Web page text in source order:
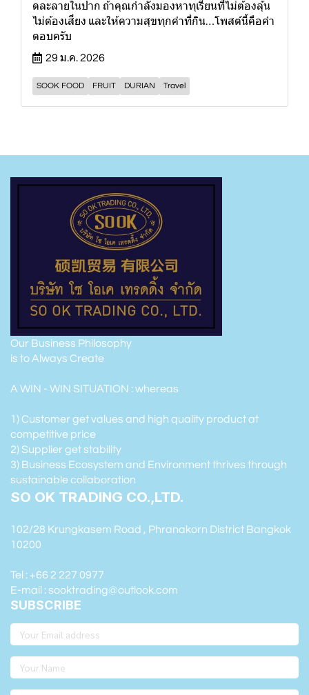
ดละลายในปาก ถ้าคุณกำลังมองหาทุเรียนที่ไม่ต้องลุ้น
ไม่ต้องเสี่ยง และให้ความสุขทุกคำที่กิน…โพสต์นี้คือคำ
ตอบครับ
29 ม.ค. 2026
SOOK FOOD FRUIT DURIAN Travel
Our Business Philosophy
is to Always Create
A WIN - WIN SITUATION : whereas
1) Customer get values and high quality product at
competitive price
2) Supplier get stability
3) Business Ecosystem and Environment thrives through
sustainable collaboration
SO OK TRADING CO.,LTD.
102/28 Krungkasem Road , Phranakorn District Bangkok
10200
Tel : +66 2 227 0977
E-mail : sooktrading@outlook.com
SUBSCRIBE